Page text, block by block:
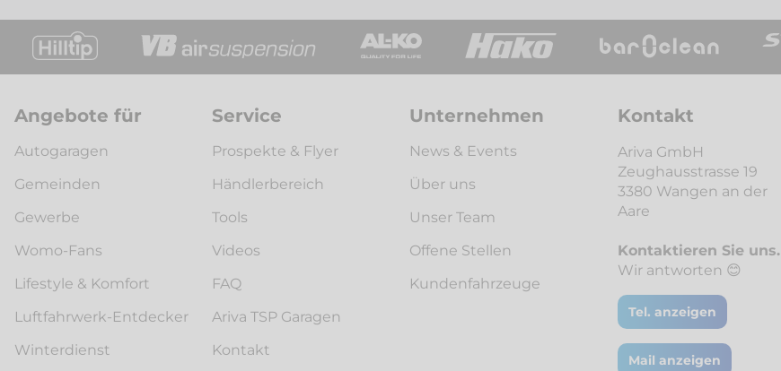
Angebote für
Autogaragen
Gemeinden
Gewerbe
Womo-Fans
Lifestyle & Komfort
Luftfahrwerk-Entdecker
Winterdienst
Service
Prospekte & Flyer
Händlerbereich
Tools
Videos
FAQ
Ariva TSP Garagen
Kontakt
Unternehmen
News & Events
Über uns
Unser Team
Offene Stellen
Kunden­fahrzeuge
Kontakt
Ariva GmbH
Zeughausstrasse 19
3380 Wangen an der
Aare
Kontaktieren Sie uns.
Wir antworten 😊
Tel. anzeigen
Mail anzeigen